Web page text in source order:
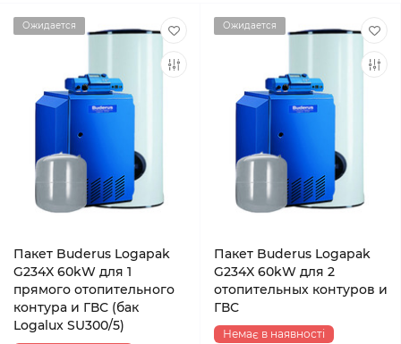
Ожидается
Пакет Buderus Logapak
G234X 60kW для 1
прямого отопительного
контура и ГВС (бак
Logalux SU300/5)
Ожидается
Пакет Buderus Logapak
G234X 60kW для 2
отопительных контуров и
ГВС
Немає в наявності